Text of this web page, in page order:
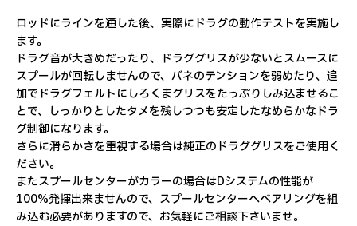
ロッドにラインを通した後、実際にドラグの動作テストを実施し
ます。
ドラグ音が大きめだったり、ドラググリスが少ないとスムースに
スプールが回転しませんので、バネのテンションを弱めたり、追
加でドラグフェルトにしろくまグリスをたっぷりしみ込ませるこ
とで、しっかりとしたタメを残しつつも安定したなめらかなドラ
グ制御になります。
さらに滑らかさを重視する場合は純正のドラググリスをご使用く
ださい。
またスプールセンターがカラーの場合はDシステムの性能が
100%発揮出来ませんので、スプールセンターへベアリングを組
み込む必要がありますので、お気軽にご相談下さいませ。